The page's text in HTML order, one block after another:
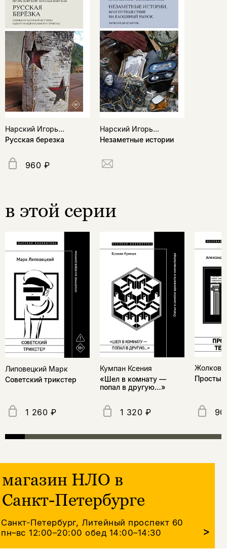
Нарский Игорь...
Русская березка
960 ₽
Нарский Игорь...
Незаметные истории
в этой серии
Липовецкий Марк
Советский трикстер
1 260 ₽
Кумпан Ксения
«Шел в комнату —
попал в другую…»
1 320 ₽
Простые
магазин НЛО в
Санкт-Петербурге
Санкт-Петербург, Литейный проспект 60
пн–вс 12:00–20:00обед 14:00–14:30 >